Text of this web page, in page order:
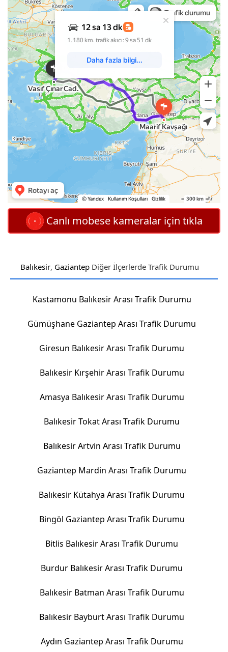
Canlı mobese kameralar için tıkla
Balıkesir, Gaziantep Diğer İlçerlerde Trafik Durumu
Kastamonu Balıkesir Arası Trafik Durumu
Gümüşhane Gaziantep Arası Trafik Durumu
Giresun Balıkesir Arası Trafik Durumu
Balıkesir Kırşehir Arası Trafik Durumu
Amasya Balıkesir Arası Trafik Durumu
Balıkesir Tokat Arası Trafik Durumu
Balıkesir Artvin Arası Trafik Durumu
Gaziantep Mardin Arası Trafik Durumu
Balıkesir Kütahya Arası Trafik Durumu
Bingöl Gaziantep Arası Trafik Durumu
Bitlis Balıkesir Arası Trafik Durumu
Burdur Balıkesir Arası Trafik Durumu
Balıkesir Batman Arası Trafik Durumu
Balıkesir Bayburt Arası Trafik Durumu
Aydın Gaziantep Arası Trafik Durumu